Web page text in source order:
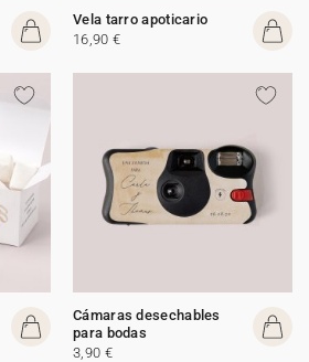
Vela tarro apoticario
16,90 €
Cámaras desechables
para bodas
3,90 €